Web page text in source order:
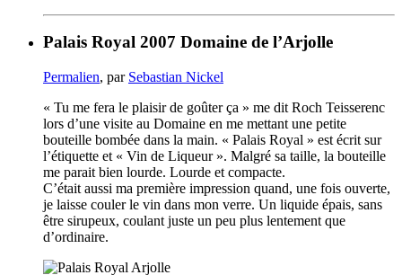
Palais Royal 2007 Domaine de l’Arjolle
Permalien, par Sebastian Nickel
« Tu me fera le plaisir de goûter ça » me dit Roch Teisserenc
lors d’une visite au Domaine en me mettant une petite
bouteille bombée dans la main. « Palais Royal » est écrit sur
l’étiquette et « Vin de Liqueur ». Malgré sa taille, la bouteille
me parait bien lourde. Lourde et compacte.
C’était aussi ma première impression quand, une fois ouverte,
je laisse couler le vin dans mon verre. Un liquide épais, sans
être sirupeux, coulant juste un peu plus lentement que
d’ordinaire.